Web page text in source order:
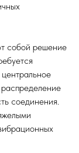
собой решение
соединения.